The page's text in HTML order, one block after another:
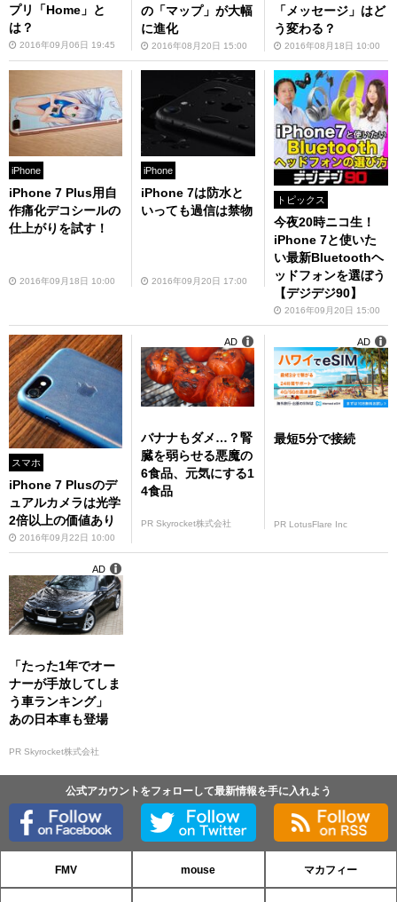
プリ「Home」と
は？
2016年09月06日 19:45
の「マップ」が大幅
に進化
2016年08月20日 15:00
「メッセージ」はど
う変わる？
2016年08月18日 10:00
iPhone
iPhone 7 Plus用自
作痛化デコシールの
仕上がりを試す！
2016年09月18日 10:00
iPhone
iPhone 7は防水と
いっても過信は禁物
2016年09月20日 17:00
トピックス
今夜20時ニコ生！
iPhone 7と使いた
い最新Bluetoothヘ
ッドフォンを選ぼう
【デジデジ90】
2016年09月20日 15:00
スマホ
iPhone 7 Plusのデ
ュアルカメラは光学
2倍以上の価値あり
2016年09月22日 10:00
バナナもダメ…？腎
臓を弱らせる悪魔の
6食品、元気にする1
4食品
PR Skyrocket株式会社
AD
最短5分で接続
PR LotusFlare Inc
AD
「たった1年でオー
ナーが手放してしま
う車ランキング」
あの日本車も登場
PR Skyrocket株式会社
AD
公式アカウントをフォローして最新情報を手に入れよう
FMV mouse マカフィー